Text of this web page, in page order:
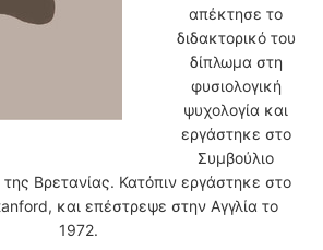
απέκτησε το
διδακτορικό του
δίπλωμα στη
φυσιολογική
ψυχολογία και
εργάστηκε στο
Συμβούλιο
Βρετανίας. Κατόπιν εργάστηκε στο
και επέστρεψε στην Αγγλία το
1972.